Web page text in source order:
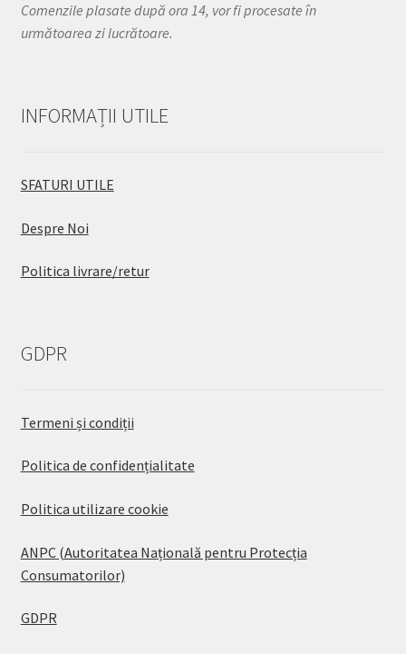
Comenzile plasate după ora 14, vor fi procesate în
următoarea zi lucrătoare.
INFORMAȚII UTILE
SFATURI UTILE
Despre Noi
Politica livrare/retur
GDPR
Termeni și condiții
Politica de confidențialitate
Politica utilizare cookie
ANPC (Autoritatea Națională pentru Protecția
Consumatorilor)
GDPR